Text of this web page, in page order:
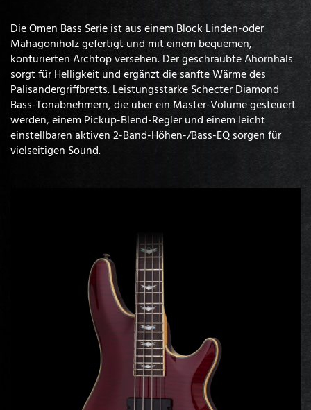
Die Omen Bass Serie ist aus einem Block Linden-oder
Mahagoniholz gefertigt und mit einem bequemen,
konturierten Archtop versehen. Der geschraubte Ahornhals
sorgt für Helligkeit und ergänzt die sanfte Wärme des
Palisandergriffbretts. Leistungsstarke Schecter Diamond
Bass-Tonabnehmern, die über ein Master-Volume gesteuert
werden, einem Pickup-Blend-Regler und einem leicht
einstellbaren aktiven 2-Band-Höhen-/Bass-EQ sorgen für
vielseitigen Sound.